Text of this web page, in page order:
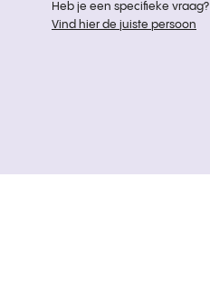
Heb je een specifieke vraag?
Vind hier de juiste persoon